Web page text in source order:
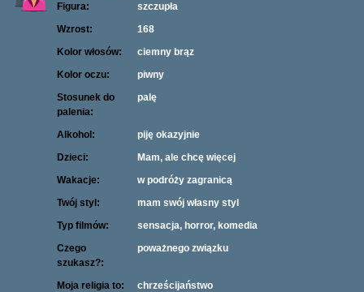
Figura:
szczupła
Wzrost:
168
Kolor włosów:
ciemny brąz
Kolor oczu:
piwny
Stosunek do
palenia:
palę
Alkohol:
piję okazyjnie
Dzieci:
Mam, ale chcę więcej
Wakacje:
w podróży zagranicą
Twój styl:
mam swój własny styl
Typ filmów:
sensacja, horror, komedia
Czego
szukasz?:
poważnego związku
Moja religia to: chrześcijaństwo